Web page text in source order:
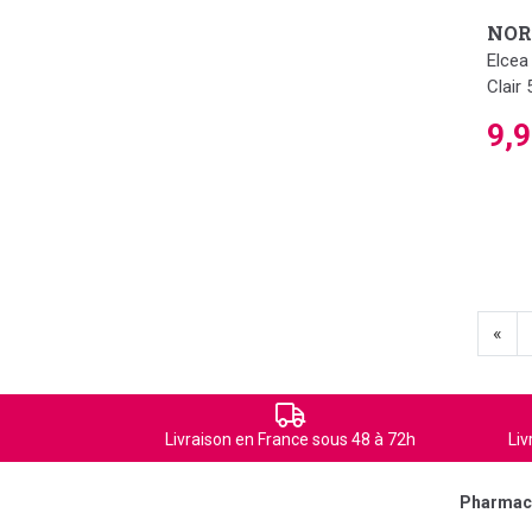
Clair
«
Livraison en France sous 48 à 72h